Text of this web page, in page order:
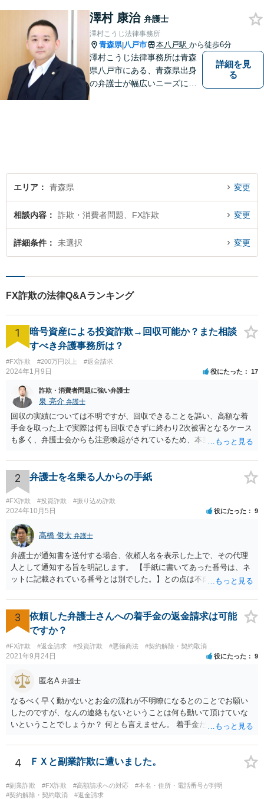
い。 皆様が抱えている問題に
真摯に向き合い、ともに解決
いたします。
澤村 康治 弁護士
澤村こうじ法律事務所
青森県|八戸市 本八戸駅 から徒歩6分
澤村こうじ法律事務所は青森
県八戸市にある、青森県出身
の弁護士が幅広いニーズにお
詳細を見
る
エリア 青森県 変更
相談内容 詐欺・消費者問題、FX詐欺 変更
詳細条件 未選択 変更
FX詐欺の法律Q&Aランキング
1
暗号資産による投資詐欺→回収可能か？また相談
すべき弁護事務所は？
#FX詐欺 #200万円以上 #返金請求
2024年1月9日 役にたった 17
詐欺・消費者問題に強い弁護士
泉 亮介 弁護士
回収の実績については不明ですが、回収できることを謳い、高額な着
手金を取った上で実際は何も回収できずに終わり2次被害となるケース
も多く、弁護士会からも注意喚起がされているため、本当に回収がで
相談を行なっている事務所に複数相談をされた上で判断されると良い
かと思われます。
2 弁護士を名乗る人からの手紙
#FX詐欺 #投資詐欺 #振り込め詐欺
2024年10月5日 役にたった 9
髙橋 俊太 弁護士
弁護士が通知書を送付する場合、依頼人名を表示した上で、その代理
人として通知する旨を明記します。 【手紙に書いてあった番号は、ネ
ットに記載されている番号とは別でした。】との点は不自然ではある
護士検索でその弁護士を検索し、そこに記載されている電話番号に連
絡をして、通知書の内容等について確認をしてみるとよいでしょう。
3
依頼した弁護士さんへの着手金の返金請求は可能
ですか？
#FX詐欺 #返金請求 #投資詐欺 #悪徳商法 #契約解除・契約取消
2021年9月24日 役にたった 9
匿名A 弁護士
なるべく早く動かないとお金の流れが不明瞭になるとのことでお願い
したのですが、なんの連絡もないということは何も動いて頂けていな
いということでしょうか？ 何とも言えません。 着手金だけ受け取って
などを確認しましょう。 着手金の返金は請求できますか？ 交渉してみ
て、事情によっては弁護士会に相談しましょう。
4 ＦＸと副業詐欺に遭いました。
#副業詐欺 #FX詐欺 #高額請求への対応
#本名・住所・電話番号が判明
#契約解除・契約取消
#返金請求